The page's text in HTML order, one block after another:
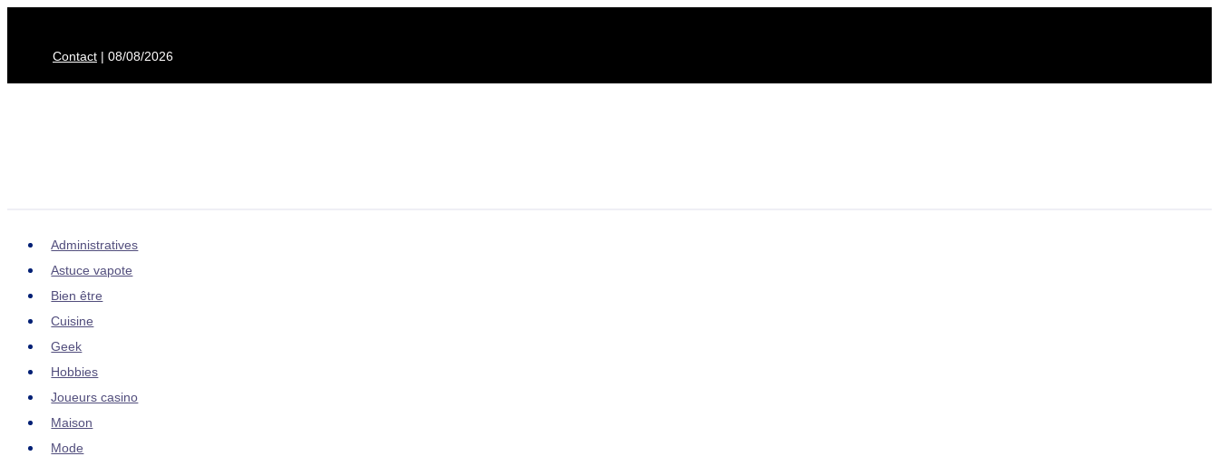
Contact | 08/08/2026
Administratives
Astuce vapote
Bien être
Cuisine
Geek
Hobbies
Joueurs casino
Maison
Mode